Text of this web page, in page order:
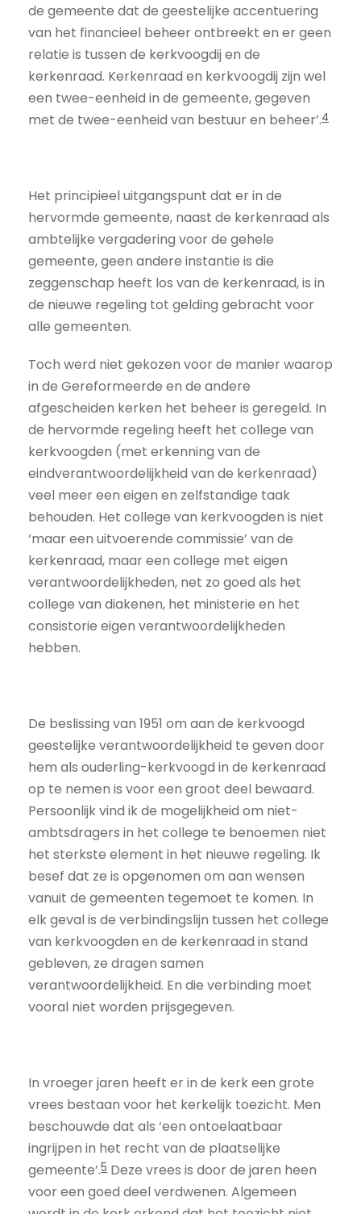
de gemeente dat de geestelijke accentuering
van het financieel beheer ontbreekt en er geen
relatie is tussen de kerkvoogdij en de
kerkenraad. Kerkenraad en kerkvoogdij zijn wel
een twee-eenheid in de gemeente, gegeven
met de twee-eenheid van bestuur en beheer’.4
Het principieel uitgangspunt dat er in de
hervormde gemeente, naast de kerkenraad als
ambtelijke vergadering voor de gehele
gemeente, geen andere instantie is die
zeggenschap heeft los van de kerkenraad, is in
de nieuwe regeling tot gelding gebracht voor
alle gemeenten.
Toch werd niet gekozen voor de manier waarop
in de Gereformeerde en de andere
afgescheiden kerken het beheer is geregeld. In
de hervormde regeling heeft het college van
kerkvoogden (met erkenning van de
eindverantwoordelijkheid van de kerkenraad)
veel meer een eigen en zelfstandige taak
behouden. Het college van kerkvoogden is niet
‘maar een uitvoerende commissie’ van de
kerkenraad, maar een college met eigen
verantwoordelijkheden, net zo goed als het
college van diakenen, het ministerie en het
consistorie eigen verantwoordelijkheden
hebben.
De beslissing van 1951 om aan de kerkvoogd
geestelijke verantwoordelijkheid te geven door
hem als ouderling-kerkvoogd in de kerkenraad
op te nemen is voor een groot deel bewaard.
Persoonlijk vind ik de mogelijkheid om niet-
ambtsdragers in het college te benoemen niet
het sterkste element in het nieuwe regeling. Ik
besef dat ze is opgenomen om aan wensen
vanuit de gemeenten tegemoet te komen. In
elk geval is de verbindingslijn tussen het college
van kerkvoogden en de kerkenraad in stand
gebleven, ze dragen samen
verantwoordelijkheid. En die verbinding moet
vooral niet worden prijsgegeven.
In vroeger jaren heeft er in de kerk een grote
vrees bestaan voor het kerkelijk toezicht. Men
beschouwde dat als ‘een ontoelaatbaar
ingrijpen in het recht van de plaatselijke
gemeente’.5 Deze vrees is door de jaren heen
voor een goed deel verdwenen. Algemeen